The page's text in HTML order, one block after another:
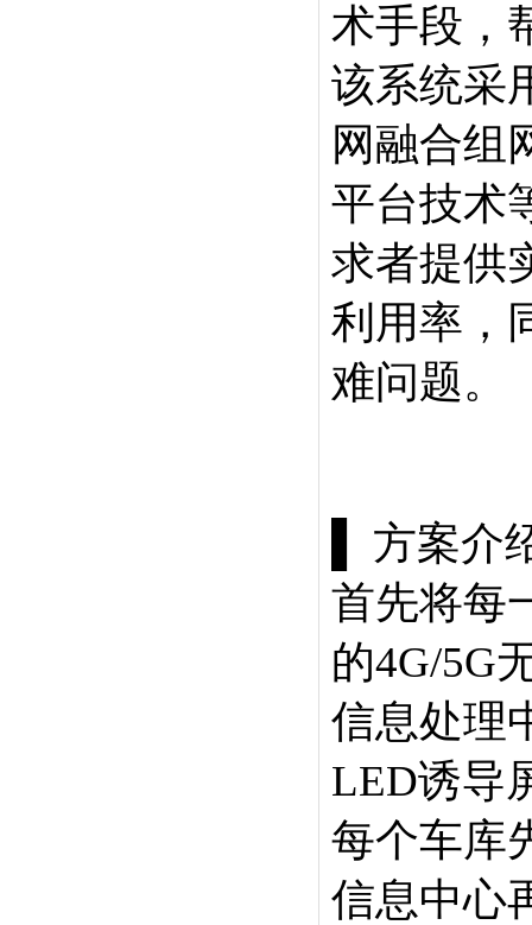
术手段，
该系统采
网融合组
平台技术
求者提供
利用率，
难问题。
▌ 方案介
首先将每
的4G/5G
信息处理
LED诱导
每个车库
信息中心